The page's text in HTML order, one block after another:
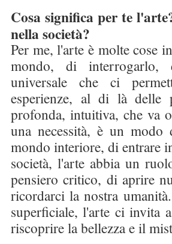
Cosa significa per te
nella società?
Per me, l'arte è molte cose
mondo, di
universale che ci
esperienze, al di là delle
profonda, intuitiva, che va
una necessità, è un
mondo interiore, di entrare
società, l'arte abbia un
pensiero critico, di aprire
ricordarci la nostra
superficiale, l'arte ci invita
riscoprire la bellezza e il